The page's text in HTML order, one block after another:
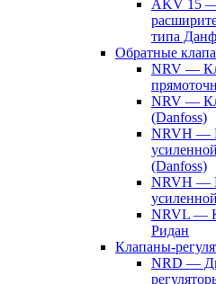
AKV 15
типа
Обратные
NRV —
NRV —
(Danfoss)
NRVH —
(Danfoss)
NRVH —
NRVL —
Ридан
Клапаны-
NRD —